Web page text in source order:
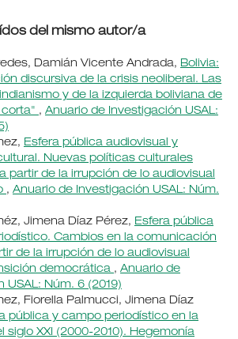
del mismo autor/a
Damián Vicente Andrada, Bolivia:
discursiva de la crisis neoliberal. Las
y de la izquierda boliviana de
corta" , Anuario de Investigación USAL:
Esfera pública audiovisual y
Nuevas políticas culturales
partir de la irrupción de lo audiovisual
, Anuario de Investigación USAL: Núm.
Jimena Díaz Pérez, Esfera pública
Cambios en la comunicación
de la irrupción de lo audiovisual
democrática , Anuario de
USAL: Núm. 6 (2019)
Fiorella Palmucci, Jimena Díaz
pública y campo periodístico en la
siglo XXI (2000-2010). Hegemonía